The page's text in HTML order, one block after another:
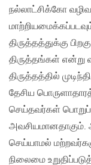
நல்லாட்சிக்கோ
திருத்தத்துக்கு
திருத்தங்கள் என்று
திருத்தத்தில்
தேசிய
செய்தவர்கள்
செய்யாமல்
நிலைமை